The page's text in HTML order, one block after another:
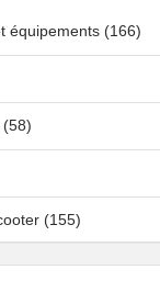
équipements (166)
(58)
(155)